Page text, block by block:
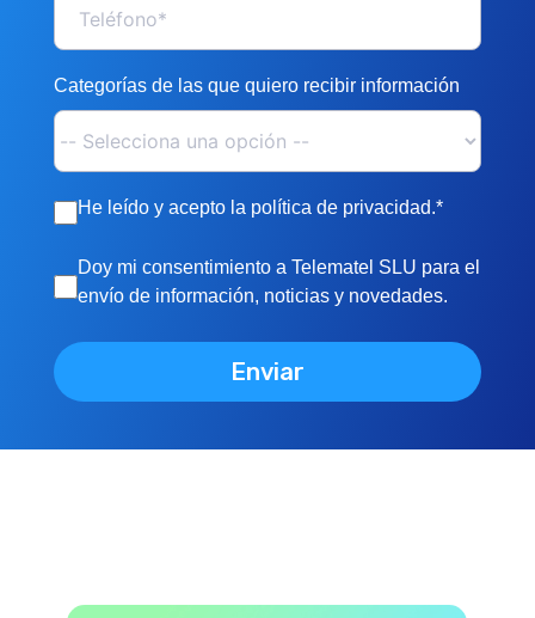
Categorías de las que quiero recibir información
He leído y acepto la política de privacidad.*
Doy mi consentimiento a Telematel SLU para el
envío de información, noticias y novedades.